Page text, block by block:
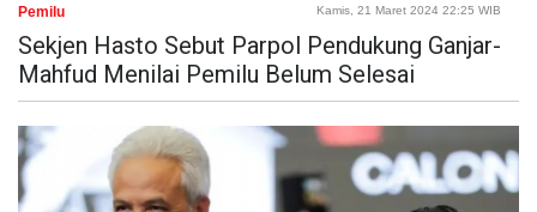
Pemilu Kamis, 21 Maret 2024 22:25 WIB
Sekjen Hasto Sebut Parpol Pendukung Ganjar-
Mahfud Menilai Pemilu Belum Selesai